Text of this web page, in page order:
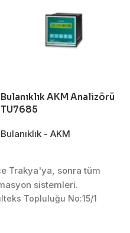
Bulanıklık AKM Analizörü
TU7685
Bulanıklık - AKM
Trakya'ya, sonra tüm
sistemleri.
Topluluğu No:15/1